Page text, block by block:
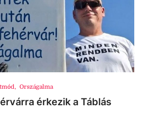
, Országalma
érkezik a Táblás